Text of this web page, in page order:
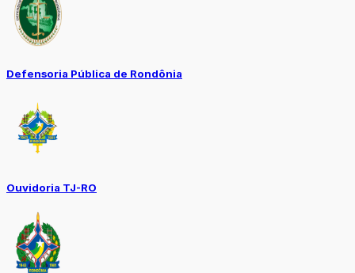
Defensoria Pública de Rondônia
Ouvidoria TJ-RO